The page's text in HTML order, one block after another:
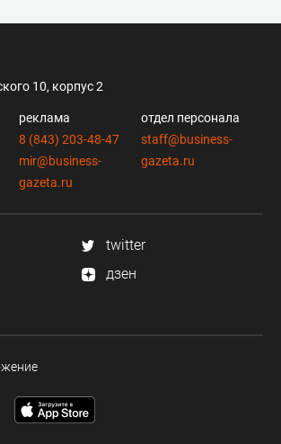
10, корпус 2
реклама
8 (843) 203-48-47
mir@business-
gazeta.ru
отдел персонала
staff@business-
gazeta.ru
twitter
дзен